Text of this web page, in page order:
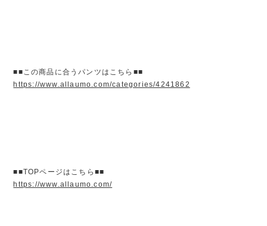
■■この商品に合うパンツはこちら■■
https://www.allaumo.com/categories/4241862
■■TOPページはこちら■■
https://www.allaumo.com/